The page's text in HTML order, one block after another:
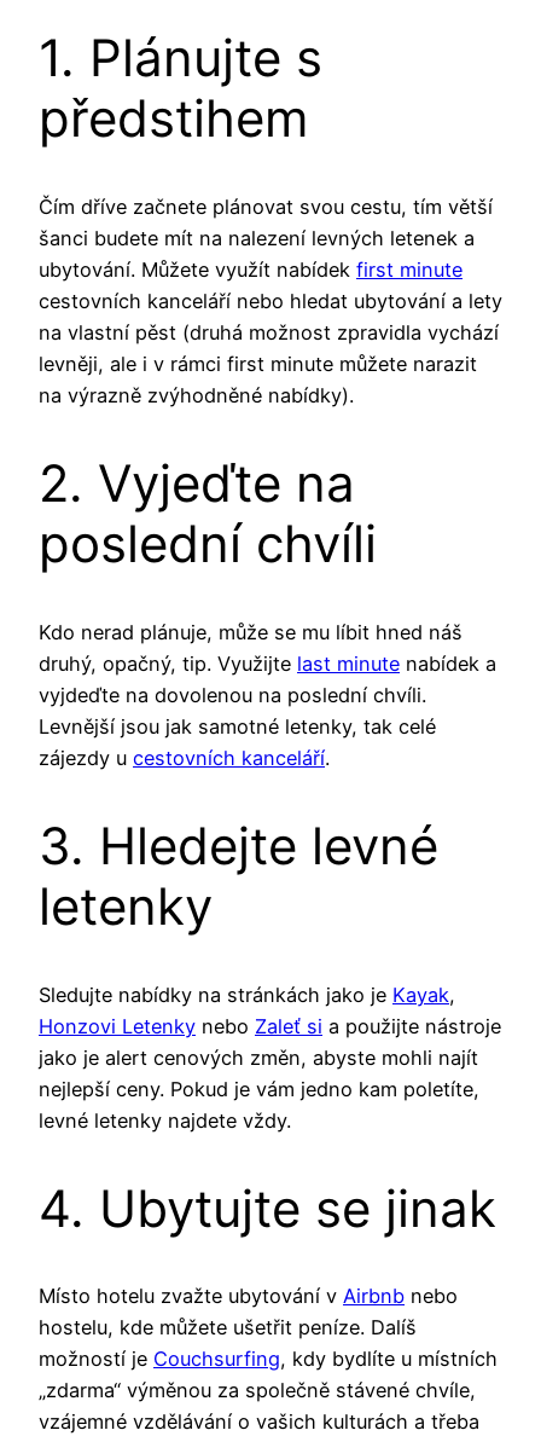
1. Plánujte s
předstihem
Čím dříve začnete plánovat svou cestu, tím větší
šanci budete mít na nalezení levných letenek a
ubytování. Můžete využít nabídek first minute
cestovních kanceláří nebo hledat ubytování a lety
na vlastní pěst (druhá možnost zpravidla vychází
levněji, ale i v rámci first minute můžete narazit
na výrazně zvýhodněné nabídky).
2. Vyjeďte na
poslední chvíli
Kdo nerad plánuje, může se mu líbit hned náš
druhý, opačný, tip. Využijte last minute nabídek a
vyjdeďte na dovolenou na poslední chvíli.
Levnější jsou jak samotné letenky, tak celé
zájezdy u cestovních kanceláří.
3. Hledejte levné
letenky
Sledujte nabídky na stránkách jako je Kayak,
Honzovi Letenky nebo Zaleť si a použijte nástroje
jako je alert cenových změn, abyste mohli najít
nejlepší ceny. Pokud je vám jedno kam poletíte,
levné letenky najdete vždy.
4. Ubytujte se jinak
Místo hotelu zvažte ubytování v Airbnb nebo
hostelu, kde můžete ušetřit peníze. Dalíš
možností je Couchsurfing, kdy bydlíte u místních
„zdarma“ výměnou za společně stávené chvíle,
vzájemné vzdělávání o vašich kulturách a třeba